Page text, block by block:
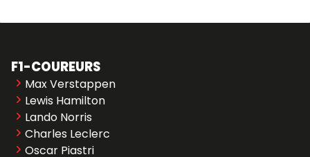
F1-COUREURS
Max Verstappen
Lewis Hamilton
Lando Norris
Charles Leclerc
Oscar Piastri